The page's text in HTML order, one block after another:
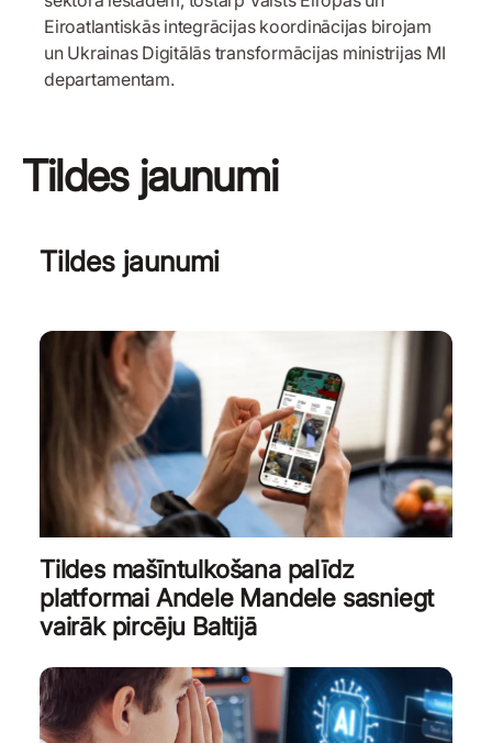
Eiroatlantiskās integrācijas koordinācijas birojam
un Ukrainas Digitālās transformācijas ministrijas MI
departamentam.
Tildes jaunumi
Tildes jaunumi
Tildes mašīntulkošana palīdz
platformai Andele Mandele sasniegt
vairāk pircēju Baltijā